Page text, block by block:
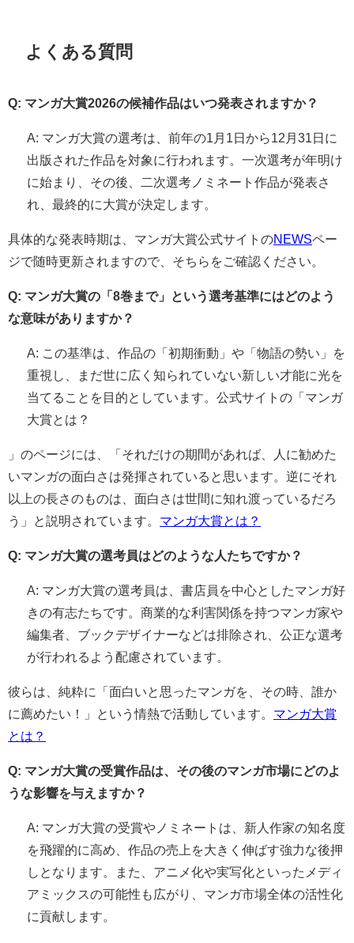
よくある質問
Q: マンガ大賞2026の候補作品はいつ発表されますか？
A: マンガ大賞の選考は、前年の1月1日から12月31日に
出版された作品を対象に行われます。一次選考が年明け
に始まり、その後、二次選考ノミネート作品が発表さ
れ、最終的に大賞が決定します。
具体的な発表時期は、マンガ大賞公式サイトのNEWSペー
ジで随時更新されますので、そちらをご確認ください。
Q: マンガ大賞の「8巻まで」という選考基準にはどのよう
な意味がありますか？
A: この基準は、作品の「初期衝動」や「物語の勢い」を
重視し、まだ世に広く知られていない新しい才能に光を
当てることを目的としています。公式サイトの「マンガ
大賞とは？
」のページには、「それだけの期間があれば、人に勧めた
いマンガの面白さは発揮されていると思います。逆にそれ
以上の長さのものは、面白さは世間に知れ渡っているだろ
う」と説明されています。 マンガ大賞とは？
Q: マンガ大賞の選考員はどのような人たちですか？
A: マンガ大賞の選考員は、書店員を中心としたマンガ好
きの有志たちです。商業的な利害関係を持つマンガ家や
編集者、ブックデザイナーなどは排除され、公正な選考
が行われるよう配慮されています。
彼らは、純粋に「面白いと思ったマンガを、その時、誰か
に薦めたい！」という情熱で活動しています。 マンガ大賞
とは？
Q: マンガ大賞の受賞作品は、その後のマンガ市場にどのよ
うな影響を与えますか？
A: マンガ大賞の受賞やノミネートは、新人作家の知名度
を飛躍的に高め、作品の売上を大きく伸ばす強力な後押
しとなります。また、アニメ化や実写化といったメディ
アミックスの可能性も広がり、マンガ市場全体の活性化
に貢献します。